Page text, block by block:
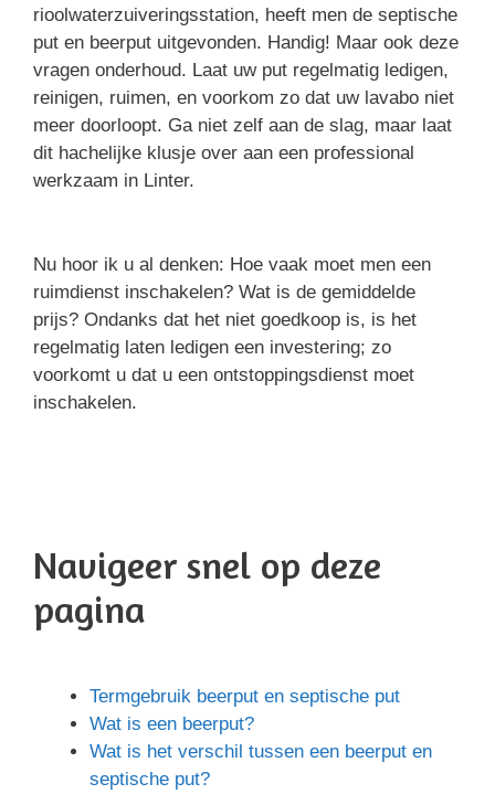
rioolwaterzuiveringsstation, heeft men de septische
put en beerput uitgevonden. Handig! Maar ook deze
vragen onderhoud. Laat uw put regelmatig ledigen,
reinigen, ruimen, en voorkom zo dat uw lavabo niet
meer doorloopt. Ga niet zelf aan de slag, maar laat
dit hachelijke klusje over aan een professional
werkzaam in Linter.
Nu hoor ik u al denken: Hoe vaak moet men een
ruimdienst inschakelen? Wat is de gemiddelde
prijs? Ondanks dat het niet goedkoop is, is het
regelmatig laten ledigen een investering; zo
voorkomt u dat u een ontstoppingsdienst moet
inschakelen.
Navigeer snel op deze
pagina
Termgebruik beerput en septische put
Wat is een beerput?
Wat is het verschil tussen een beerput en
septische put?